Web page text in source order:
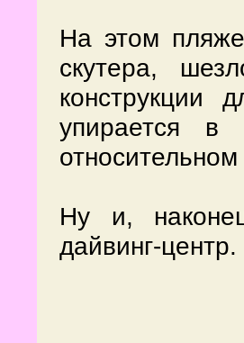
На этом
скутера,
упирается
Ну и,
дайвинг-центр.